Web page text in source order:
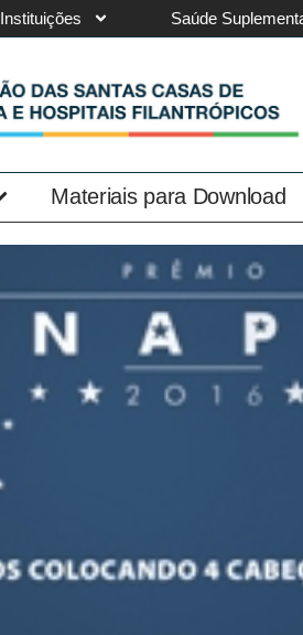
Instituições Saúde
Materiais para Download